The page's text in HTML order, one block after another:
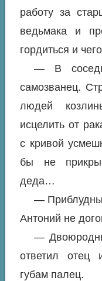
работу за
ведьмака и
гордиться и
— В
самозванец.
людей
исцелить от
с кривой
бы не
деда…
—
Антоний не
—
ответил отец
губам палец.